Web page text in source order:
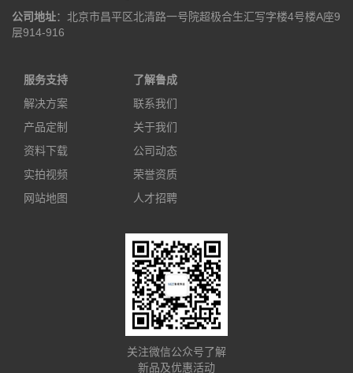
公司地址：北京市昌平区北清路一号院超极合生汇写字楼4号楼A座9
层914-916
服务支持
解决方案
产品定制
资料下载
实拍视频
网站地图
了解鲁成
联系我们
关于我们
公司动态
荣誉资质
人才招聘
关注微信公众号了解
新品及优惠活动